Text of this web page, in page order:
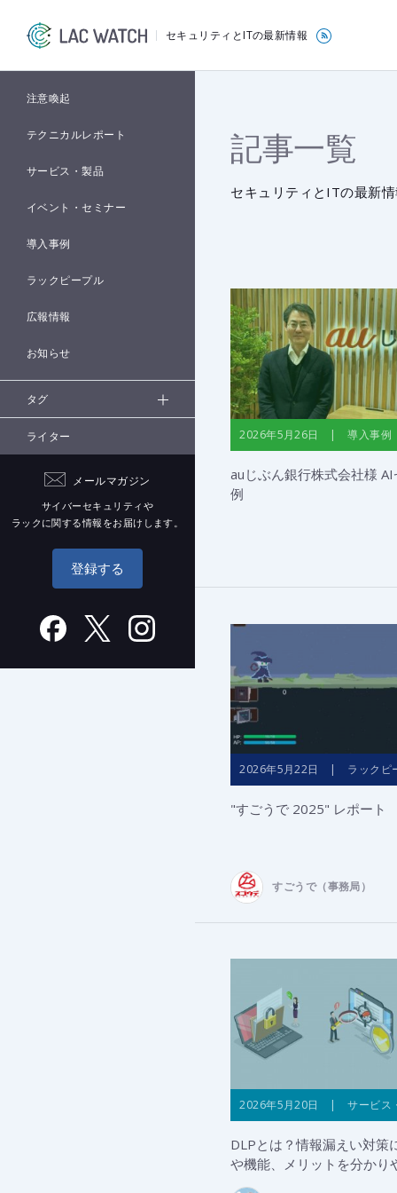
セキュリティとITの最新情報
注意喚起
テクニカルレポート
サービス・製品
イベント・セミナー
導入事例
ラックピープル
広報情報
お知らせ
タグ
ライター
メールマガジン
サイバーセキュリティや
ラックに関する情報をお届けします。
登録する
記事一覧
セキュリティとITの最新
2026年5月26日 | 導入事例
auじぶん銀行株式会社様
例
2026年5月22日 | ラックピ
"すごうで 2025" レポート
すごうで（事務局）
2026年5月20日 | サービス
DLPとは？情報漏えい対策
や機能、メリットを分かり